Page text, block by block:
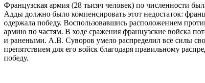
Французская армия (28 тысяч человек) по численности
Адды должно было компенсировать этот недостаток:
одержала победу. Воспользовавшись расположением
армию по частям. В ходе сражения французские войска
и ранеными. А.В. Суворов умело распределил все силы
препятствием для его войск благодаря правильному
победу.